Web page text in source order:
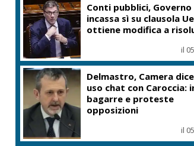
Conti pubblici, Governo
incassa sì su clausola
ottiene modifica a
il
Delmastro, Camera
uso chat con Caroccia:
bagarre e proteste
opposizioni
il